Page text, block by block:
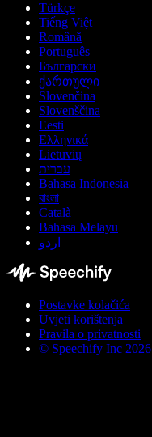
Türkçe
Tiếng Việt
Română
Português
Български
ქართული
Slovenčina
Slovenščina
Eesti
Ελληνικά
Lietuvių
עברית
Bahasa Indonesia
বাংলা
Català
Bahasa Melayu
اردو
Postavke kolačića
Uvjeti korištenja
Pravila o privatnosti
© Speechify Inc 2026